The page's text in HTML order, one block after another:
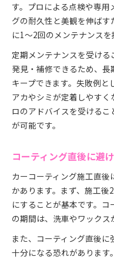
す。プロによる点検や専
グの耐久性と美観を伸ば
に1～2回のメンテナンスを
定期メンテナンスを受け
発見・補修できるため、
キープできます。失敗例
アカやシミが定着しやす
ロのアドバイスを受ける
が可能です。
コーティング直後に避
カーコーティング施工直
かあります。まず、施工
にすることが基本です。
の期間は、洗車やワックス
また、コーティング直後
十分になる恐れがあります